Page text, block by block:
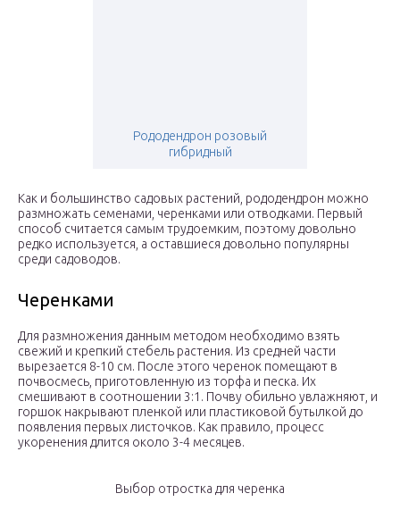
Рододендрон розовый
гибридный
Как и большинство садовых растений, рододендрон можно
размножать семенами, черенками или отводками. Первый
способ считается самым трудоемким, поэтому довольно
редко используется, а оставшиеся довольно популярны
среди садоводов.
Черенками
Для размножения данным методом необходимо взять
свежий и крепкий стебель растения. Из средней части
вырезается 8-10 см. После этого черенок помещают в
почвосмесь, приготовленную из торфа и песка. Их
смешивают в соотношении 3:1. Почву обильно увлажняют, и
горшок накрывают пленкой или пластиковой бутылкой до
появления первых листочков. Как правило, процесс
укоренения длится около 3-4 месяцев.
Выбор отростка для черенка